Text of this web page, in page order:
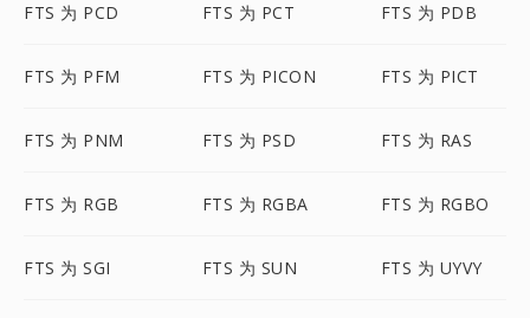
FTS 为 PCD FTS 为 PCT FTS 为 PDB
FTS 为 PFM FTS 为 PICON FTS 为 PICT
FTS 为 PNM FTS 为 PSD FTS 为 RAS
FTS 为 RGB FTS 为 RGBA FTS 为 RGBO
FTS 为 SGI FTS 为 SUN FTS 为 UYVY